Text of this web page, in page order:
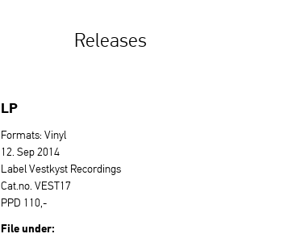
Releases
LP
Formats: Vinyl
12. Sep 2014
Label Vestkyst Recordings
Cat.no. VEST17
PPD 110,-
File under: